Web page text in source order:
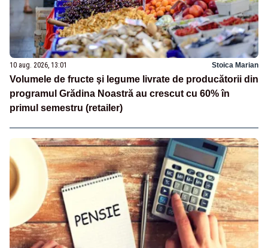
10 aug. 2026, 13:01 Stoica Marian
Volumele de fructe şi legume livrate de producătorii din
programul Grădina Noastră au crescut cu 60% în
primul semestru (retailer)